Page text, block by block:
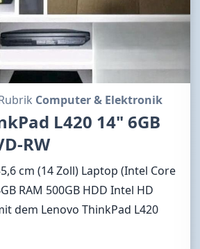
Computer & Elektronik
L420 14" 6GB
RW
cm (14 Zoll) Laptop (Intel Core
RAM 500GB HDD Intel HD
dem Lenovo ThinkPad L420